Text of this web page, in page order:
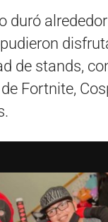
duró
de stands,
Fortnite,